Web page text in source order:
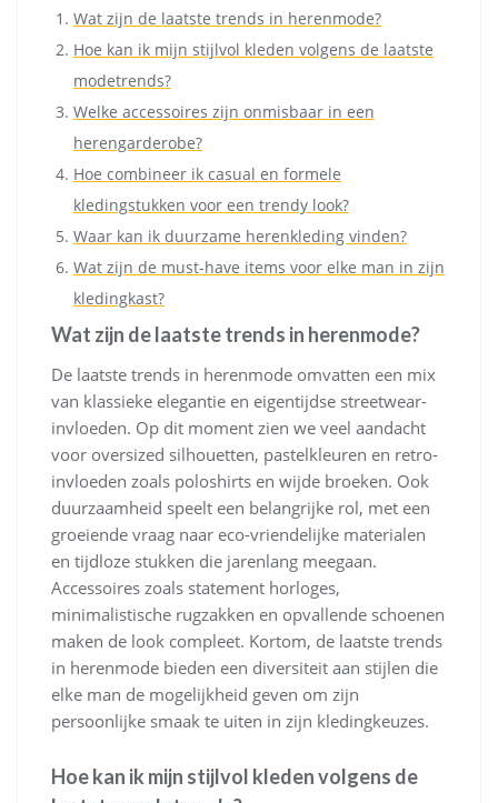
Wat zijn de laatste trends in herenmode?
Hoe kan ik mijn stijlvol kleden volgens de laatste
modetrends?
Welke accessoires zijn onmisbaar in een
herengarderobe?
Hoe combineer ik casual en formele
kledingstukken voor een trendy look?
Waar kan ik duurzame herenkleding vinden?
Wat zijn de must-have items voor elke man in zijn
kledingkast?
Wat zijn de laatste trends in herenmode?
De laatste trends in herenmode omvatten een mix
van klassieke elegantie en eigentijdse streetwear-
invloeden. Op dit moment zien we veel aandacht
voor oversized silhouetten, pastelkleuren en retro-
invloeden zoals poloshirts en wijde broeken. Ook
duurzaamheid speelt een belangrijke rol, met een
groeiende vraag naar eco-vriendelijke materialen
en tijdloze stukken die jarenlang meegaan.
Accessoires zoals statement horloges,
minimalistische rugzakken en opvallende schoenen
maken de look compleet. Kortom, de laatste trends
in herenmode bieden een diversiteit aan stijlen die
elke man de mogelijkheid geven om zijn
persoonlijke smaak te uiten in zijn kledingkeuzes.
Hoe kan ik mijn stijlvol kleden volgens de